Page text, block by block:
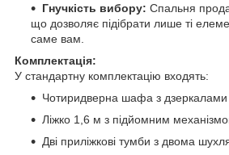
Гнучкість вибору: Спальня
що дозволяє підібрати лише ті
саме вам.
Комплектація:
У стандартну комплектацію входять:
Чотиридверна шафа з дзеркалами
Ліжко 1,6 м з підйомним
Дві приліжкові тумби з двома